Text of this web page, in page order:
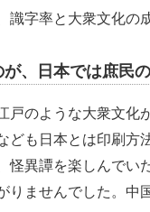
字率と大衆文化の
、日本では庶民
戸のような大衆文
ども日本とは印刷方
怪異譚を楽しんでい
ませんでした。中